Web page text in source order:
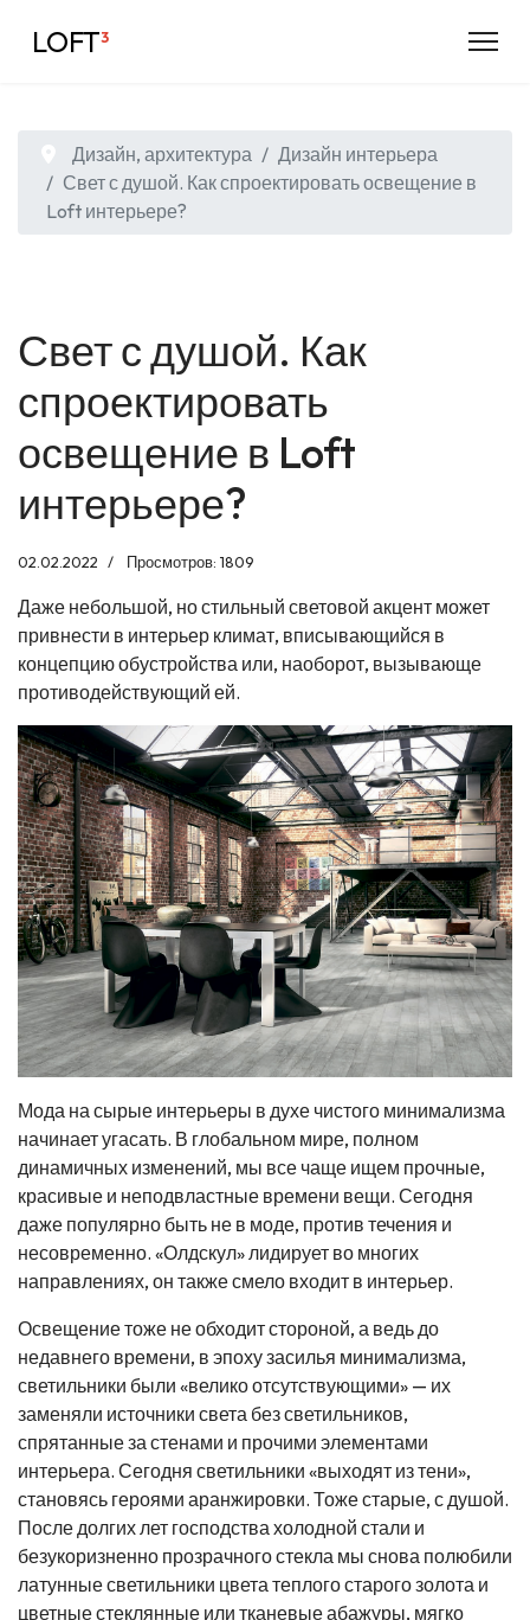
LOFT³
Дизайн, архитектура
Дизайн интерьера
Свет с душой. Как спроектировать освещение в
Loft интерьере?
Свет с душой. Как
спроектировать
освещение в Loft
интерьере?
02.02.2022 Просмотров: 1809
Даже небольшой, но стильный световой акцент может
привнести в интерьер климат, вписывающийся в
концепцию обустройства или, наоборот, вызывающе
противодействующий ей.
Мода на сырые интерьеры в духе чистого минимализма
начинает угасать. В глобальном мире, полном
динамичных изменений, мы все чаще ищем прочные,
красивые и неподвластные времени вещи. Сегодня
даже популярно быть не в моде, против течения и
несовременно. «Олдскул» лидирует во многих
направлениях, он также смело входит в интерьер.
Освещение тоже не обходит стороной, а ведь до
недавнего времени, в эпоху засилья минимализма,
светильники были «велико отсутствующими» — их
заменяли источники света без светильников,
спрятанные за стенами и прочими элементами
интерьера. Сегодня светильники «выходят из тени»,
становясь героями аранжировки. Тоже старые, с душой.
После долгих лет господства холодной стали и
безукоризненно прозрачного стекла мы снова полюбили
латунные светильники цвета теплого старого золота и
цветные стеклянные или тканевые абажуры, мягко